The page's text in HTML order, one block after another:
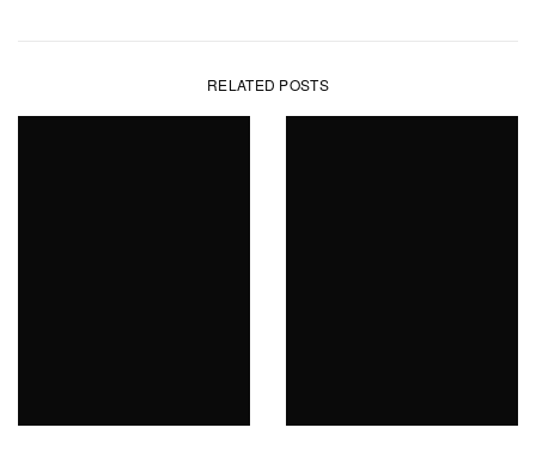
RELATED POSTS